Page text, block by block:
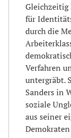
Gleichzeitig
für
durch die
Verfahren
untergräbt.
Sanders in
soziale
aus seiner